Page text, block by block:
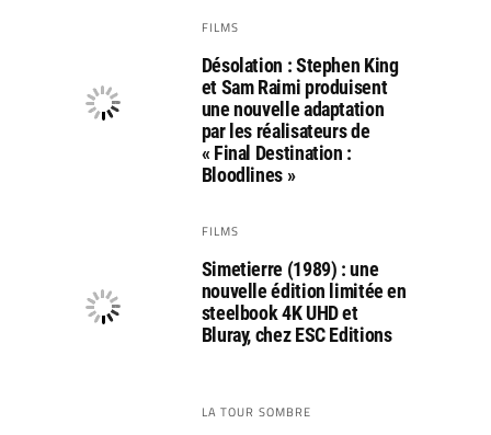
FILMS
Désolation : Stephen King
et Sam Raimi produisent
une nouvelle adaptation
par les réalisateurs de
« Final Destination :
Bloodlines »
FILMS
Simetierre (1989) : une
nouvelle édition limitée en
steelbook 4K UHD et
Bluray, chez ESC Editions
LA TOUR SOMBRE